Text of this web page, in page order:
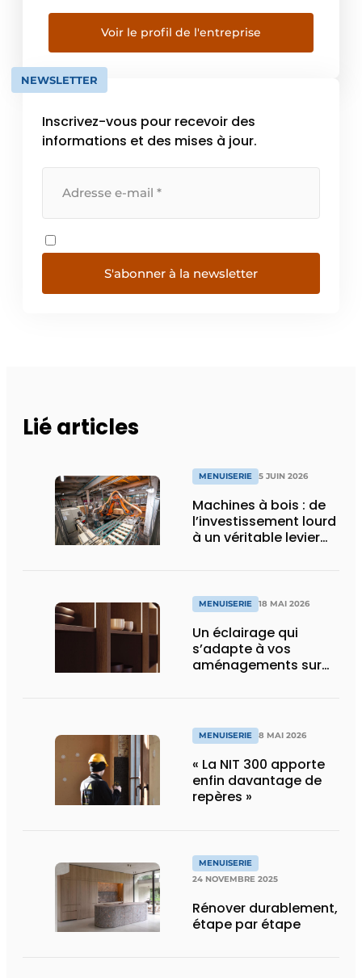
partage cette passion avec ses utilisateurs et
ses fans : avec les machines Festool, le travail
des professionnels est facilité et ils
atteignent plus […]
Voir le profil de l'entreprise
NEWSLETTER
Inscrivez-vous pour recevoir des
informations et des mises à jour.
S'abonner à la newsletter
Lié articles
MENUISERIE 5 JUIN 2026
Machines à bois : de
l’investissement lourd
à un véritable levier
MENUISERIE 18 MAI 2026
Un éclairage qui
s’adapte à vos
aménagements sur
MENUISERIE 8 MAI 2026
« La NIT 300 apporte
enfin davantage de
repères »
MENUISERIE
24 NOVEMBRE 2025
Rénover durablement,
étape par étape